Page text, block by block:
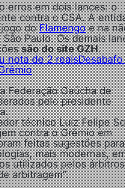
erros em dois lances: o
contra o CSA. A
jogo doFlamengoe na
Paulo. Os demais
são do site GZH.
nota de 2 reais
Federação Gaúcha de
pelo presidente
técnico Luiz Felipe
contra o Grêmio em
feitas sugestões para
mais modernas,
utilizados pelos
arbitragem”.